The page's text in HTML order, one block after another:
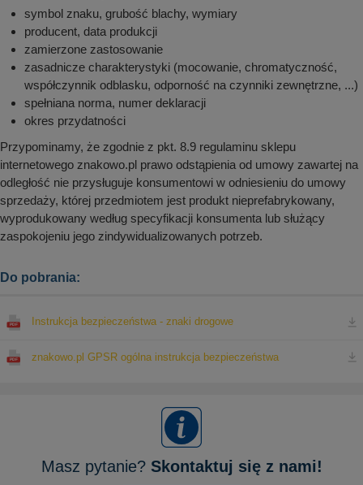
symbol znaku, grubość blachy, wymiary
producent, data produkcji
zamierzone zastosowanie
zasadnicze charakterystyki (mocowanie, chromatyczność,
współczynnik odblasku, odporność na czynniki zewnętrzne, ...)
spełniana norma, numer deklaracji
okres przydatności
Przypominamy, że zgodnie z pkt. 8.9 regulaminu sklepu
internetowego znakowo.pl prawo odstąpienia od umowy zawartej na
odległość nie przysługuje konsumentowi w odniesieniu do umowy
sprzedaży, której przedmiotem jest produkt nieprefabrykowany,
wyprodukowany według specyfikacji konsumenta lub służący
zaspokojeniu jego zindywidualizowanych potrzeb.
Do pobrania:
Instrukcja bezpieczeństwa - znaki drogowe
znakowo.pl GPSR ogólna instrukcja bezpieczeństwa
Masz pytanie? Skontaktuj się z nami!